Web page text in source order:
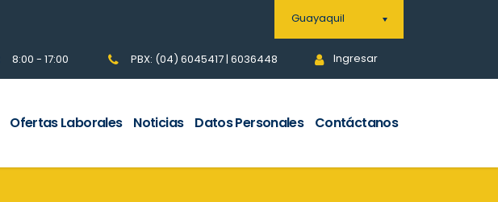
Guayaquil
8:00 - 17:00 PBX: (04) 6045417 | 6036448 Ingresar
Ofertas Laborales Noticias Datos Personales Contáctanos